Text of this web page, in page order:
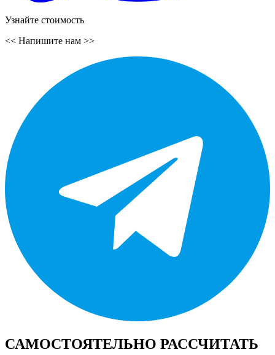
Узнайте стоимость
<< Напишите нам >>
САМОСТОЯТЕЛЬНО РАССЧИТАТЬ